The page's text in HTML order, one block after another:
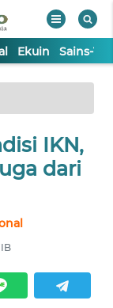
Ekuin Sains-
IKN,
dari